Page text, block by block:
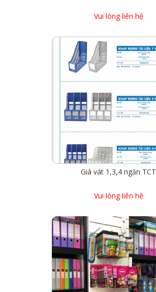
Vui lòng liên hệ
Giá vát 1,3,4 ngăn TCT
Vui lòng liên hệ